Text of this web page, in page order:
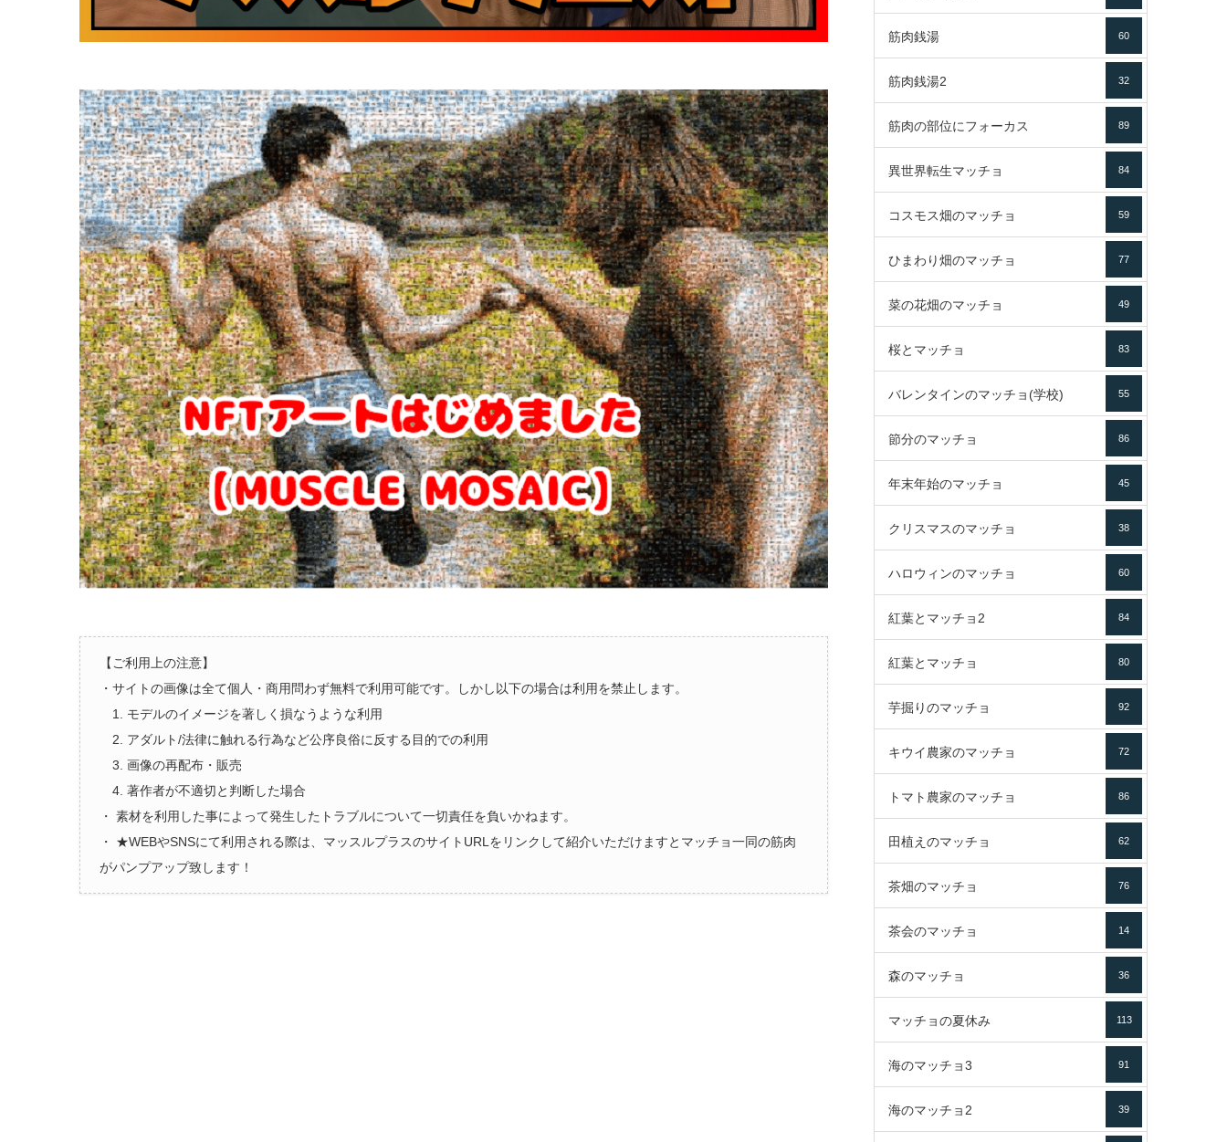
【ご利用上の注意】
・サイトの画像は全て個人・商用問わず無料で利用可能です。しかし以下の場合は利用を禁止します。
1. モデルのイメージを著しく損なうような利用
2. アダルト/法律に触れる行為など公序良俗に反する目的での利用
3. 画像の再配布・販売
4. 著作者が不適切と判断した場合
・ 素材を利用した事によって発生したトラブルについて一切責任を負いかねます。
・ ★WEBやSNSにて利用される際は、マッスルプラスのサイトURLをリンクして紹介いただけますとマッチョ一同の筋肉
がパンプアップ致します！
筋肉銭湯 60
筋肉銭湯2 32
筋肉の部位にフォーカス 89
異世界転生マッチョ 84
コスモス畑のマッチョ 59
ひまわり畑のマッチョ 77
菜の花畑のマッチョ 49
桜とマッチョ 83
バレンタインのマッチョ(学校) 55
節分のマッチョ 86
年末年始のマッチョ 45
クリスマスのマッチョ 38
ハロウィンのマッチョ 60
紅葉とマッチョ2 84
紅葉とマッチョ 80
芋掘りのマッチョ 92
キウイ農家のマッチョ 72
トマト農家のマッチョ 86
田植えのマッチョ 62
茶畑のマッチョ 76
茶会のマッチョ 14
森のマッチョ 36
マッチョの夏休み 113
海のマッチョ3 91
海のマッチョ2 39